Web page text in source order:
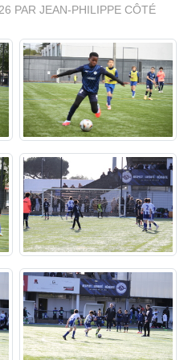
PAR JEAN-PHILIPPE CÔTÉ